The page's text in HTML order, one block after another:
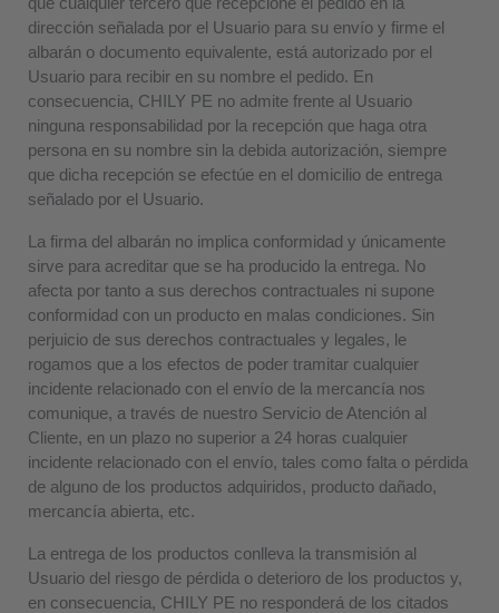
dirección señalada por el Usuario para su envío y firme el
albarán o documento equivalente, está autorizado por el
Usuario para recibir en su nombre el pedido. En
consecuencia, CHILY PE no admite frente al Usuario
ninguna responsabilidad por la recepción que haga otra
persona en su nombre sin la debida autorización, siempre
que dicha recepción se efectúe en el domicilio de entrega
señalado por el Usuario.
La firma del albarán no implica conformidad y únicamente
sirve para acreditar que se ha producido la entrega. No
afecta por tanto a sus derechos contractuales ni supone
conformidad con un producto en malas condiciones. Sin
perjuicio de sus derechos contractuales y legales, le
rogamos que a los efectos de poder tramitar cualquier
incidente relacionado con el envío de la mercancía nos
comunique, a través de nuestro Servicio de Atención al
Cliente, en un plazo no superior a 24 horas cualquier
incidente relacionado con el envío, tales como falta o pérdida
de alguno de los productos adquiridos, producto dañado,
mercancía abierta, etc.
La entrega de los productos conlleva la transmisión al
Usuario del riesgo de pérdida o deterioro de los productos y,
en consecuencia, CHILY PE no responderá de los citados